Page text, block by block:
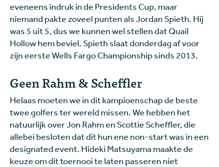
eveneens indruk in de Presidents Cup, maar
niemand pakte zoveel punten als Jordan Spieth. Hij
was 5 uit 5, dus we kunnen wel stellen dat Quail
Hollow hem beviel. Spieth slaat donderdag af voor
zijn eerste Wells Fargo Championship sinds 2013.
Geen Rahm & Scheffler
Helaas moeten we in dit kampioenschap de beste
twee golfers ter wereld missen. We hebben het
natuurlijk over Jon Rahm en Scottie Scheffler, die
allebei besloten dat dit hun ene non-start was in een
designated event. Hideki Matsuyama maakte de
keuze om dit toernooi te laten passeren niet